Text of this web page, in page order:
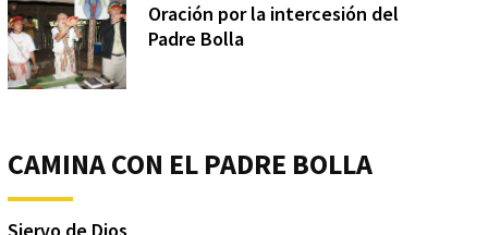
Oración por la intercesión del
Padre Bolla
CAMINA CON EL PADRE BOLLA